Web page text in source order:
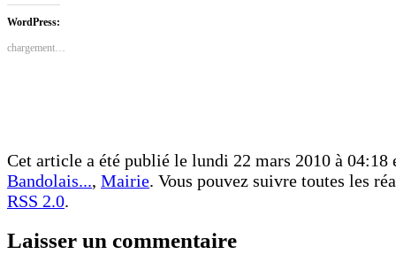
Facebook(ouvre
dans
une
fenêtre)
WordPress:
chargement…
Cet article a été publié le lundi 22 mars 2010 à 04:18
Bandolais..., Mairie. Vous pouvez suivre toutes les
RSS 2.0.
Laisser un commentaire